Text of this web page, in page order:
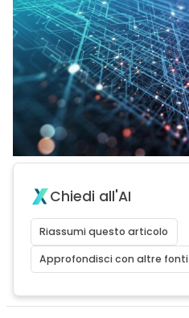
Chiedi all'AI
Riassumi questo articolo
Approfondisci con altre fonti